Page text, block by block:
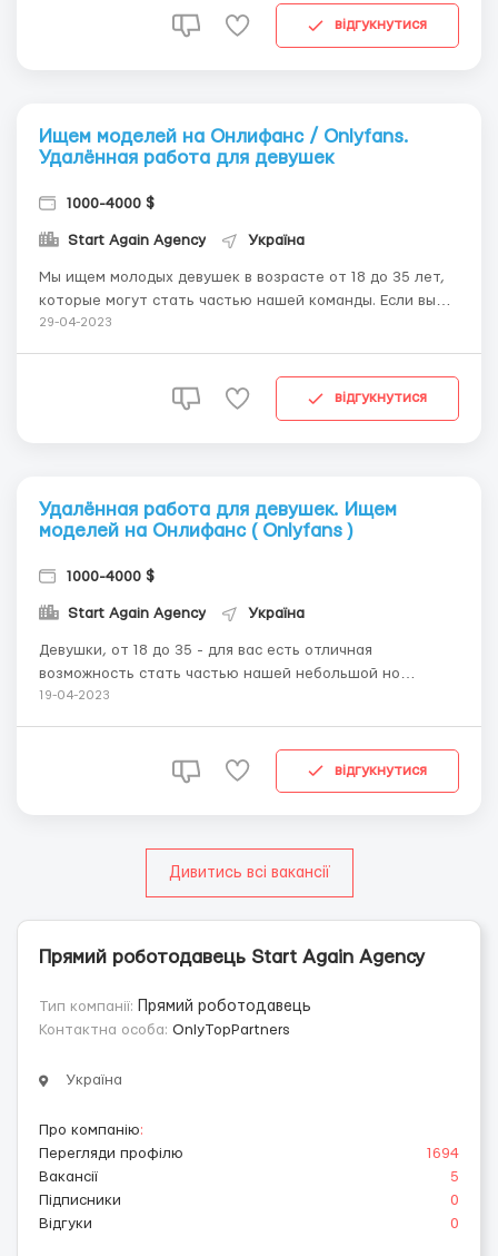
полное ведение вашей анкеты✅ -Гарантируем полную
відгукнутися
Ищем моделей на Онлифанс / Onlyfans.
Удалённая работа для девушек
1000-4000 $
Start Again Agency Україна
Мы ищем молодых девушек в возрасте от 18 до 35 лет,
которые могут стать частью нашей команды. Если вы
хотите зарабатывать много, работая мало, то мы
контента, а мы предоставим вам полное ведение вашей
29-04-2023
відгукнутися
Удалённая работа для девушек. Ищем
моделей на Онлифанс ( Onlyfans )
1000-4000 $
Start Again Agency Україна
Девушки, от 18 до 35 - для вас есть отличная
возможность стать частью нашей небольшой но
успешной команды. Однако лишь в том случае - если вы
качественного контента👌 От нас: - Обеспечим полное
19-04-2023
відгукнутися
Дивитись всі вакансії
Прямий роботодавець Start Again Agency
Тип компанії:
Прямий роботодавець
Контактна особа: OnlyTopPartners
Україна
Про компанію:
Перегляди профілю
1694
Вакансії
5
Підписники
0
Відгуки
0